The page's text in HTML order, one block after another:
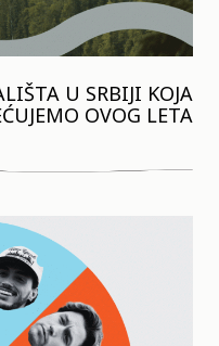
U SRBIJI KOJA
OVOG LETA